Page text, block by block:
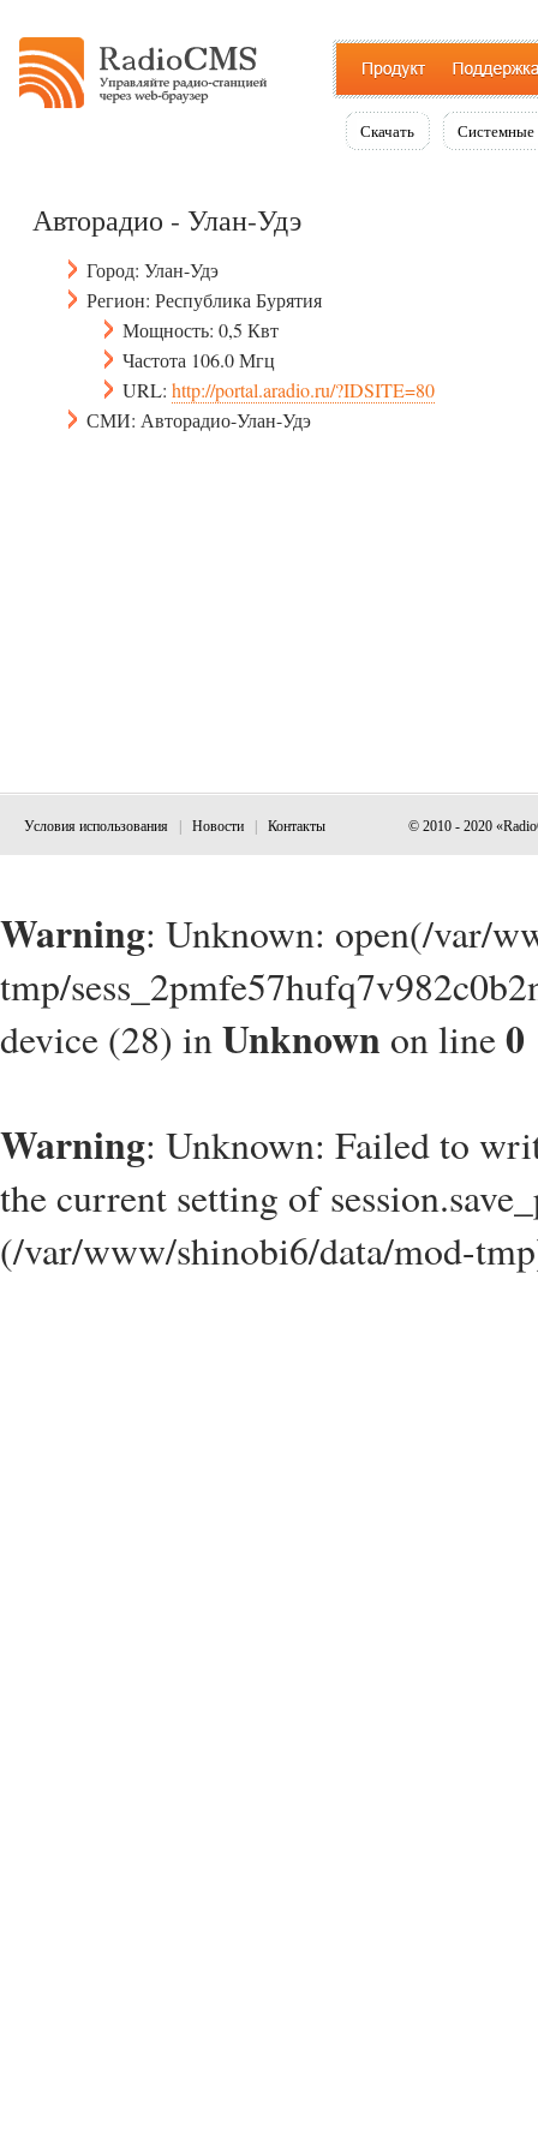
Скачать Системные
Авторадио - Улан-Удэ
Город: Улан-Удэ
Регион: Республика Бурятия
Мощность: 0,5 Квт
Частота 106.0 Мгц
URL: http://portal.aradio.ru/?IDSITE=80
СМИ: Авторадио-Улан-Удэ
Условия использования Новости Контакты © 2010 - 2020
Warning: Unknown: open(/var/
tmp/
device (28) inUnknown on line0
Warning: Unknown: Failed to
the current setting of
(/var/www/shinobi6/data/mod-